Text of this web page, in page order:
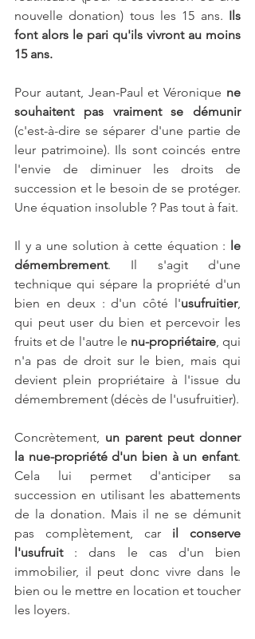
nouvelle donation) tous les 15 ans. Ils
font alors le pari qu'ils vivront au moins
15 ans.
Pour autant, Jean-Paul et Véronique ne
souhaitent pas vraiment se démunir
(c'est-à-dire se séparer d'une partie de
leur patrimoine). Ils sont coincés entre
l'envie de diminuer les droits de
succession et le besoin de se protéger.
Une équation insoluble ? Pas tout à fait.
Il y a une solution à cette équation : le
démembrement. Il s'agit d'une
technique qui sépare la propriété d'un
bien en deux : d'un côté l'usufruitier,
qui peut user du bien et percevoir les
fruits et de l'autre le nu-propriétaire, qui
n'a pas de droit sur le bien, mais qui
devient plein propriétaire à l'issue du
démembrement (décès de l'usufruitier).
Concrètement, un parent peut donner
la nue-propriété d'un bien à un enfant.
Cela lui permet d'anticiper sa
succession en utilisant les abattements
de la donation. Mais il ne se démunit
pas complètement, car il conserve
l'usufruit : dans le cas d'un bien
immobilier, il peut donc vivre dans le
bien ou le mettre en location et toucher
les loyers.